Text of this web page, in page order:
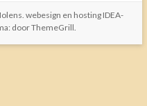
. webesign en hosting IDEA-
doorThemeGrill